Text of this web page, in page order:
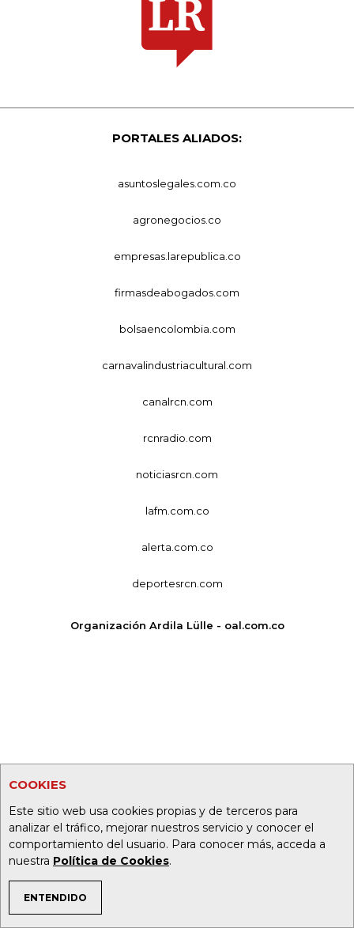
COOKIES
Este sitio web usa cookies propias y de terceros para
analizar el tráfico, mejorar nuestros servicio y conocer el
comportamiento del usuario. Para conocer más, acceda a
nuestra Política de Cookies.
ENTENDIDO
TEMAS DE INTERÉS
PORTALES ALIADOS:
asuntoslegales.com.co
agronegocios.co
empresas.larepublica.co
firmasdeabogados.com
bolsaencolombia.com
carnavalindustriacultural.com
canalrcn.com
rcnradio.com
noticiasrcn.com
lafm.com.co
alerta.com.co
deportesrcn.com
Organización Ardila Lülle - oal.com.co